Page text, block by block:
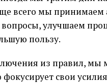
всего мы
улучшаем
пользу.
из правил,
фокусирует свои